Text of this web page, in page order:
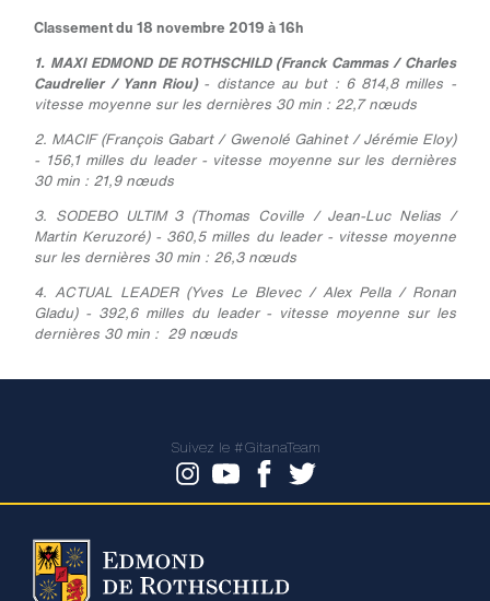
Classement du 18 novembre 2019 à 16h
1. MAXI EDMOND DE ROTHSCHILD (Franck Cammas / Charles
Caudrelier / Yann Riou) - distance au but : 6 814,8 milles -
vitesse moyenne sur les dernières 30 min : 22,7 nœuds
2. MACIF (François Gabart / Gwenolé Gahinet / Jérémie Eloy)
- 156,1 milles du leader - vitesse moyenne sur les dernières
30 min : 21,9 nœuds
3. SODEBO ULTIM 3 (Thomas Coville / Jean-Luc Nelias /
Martin Keruzoré) - 360,5 milles du leader - vitesse moyenne
sur les dernières 30 min : 26,3 nœuds
4. ACTUAL LEADER (Yves Le Blevec / Alex Pella / Ronan
Gladu) - 392,6 milles du leader - vitesse moyenne sur les
dernières 30 min : 29 nœuds
Suivez le #GitanaTeam